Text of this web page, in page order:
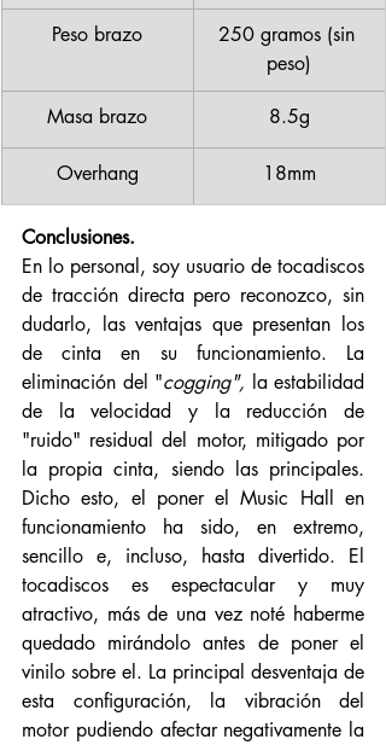
Peso brazo
250 gramos (sin
peso)
Masa brazo 8.5g
Overhang 18mm
Conclusiones.
En lo personal, soy usuario de tocadiscos
de tracción directa pero reconozco, sin
dudarlo, las ventajas que presentan los
de cinta en su funcionamiento. La
eliminación del "cogging", la estabilidad
de la velocidad y la reducción de
"ruido" residual del motor, mitigado por
la propia cinta, siendo las principales.
Dicho esto, el poner el Music Hall en
funcionamiento ha sido, en extremo,
sencillo e, incluso, hasta divertido. El
tocadiscos es espectacular y muy
atractivo, más de una vez noté haberme
quedado mirándolo antes de poner el
vinilo sobre el. La principal desventaja de
esta configuración, la vibración del
motor pudiendo afectar negativamente la